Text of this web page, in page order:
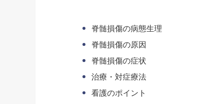
脊髄損傷の病態生理
脊髄損傷の原因
脊髄損傷の症状
治療・対症療法
看護のポイント